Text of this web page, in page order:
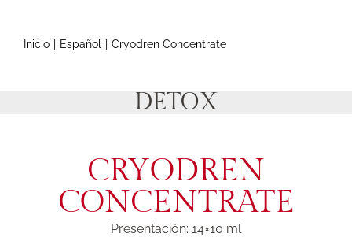
Inicio Español Cryodren Concentrate
DETOX
CRYODREN
CONCENTRATE
Presentación: 14×10 ml